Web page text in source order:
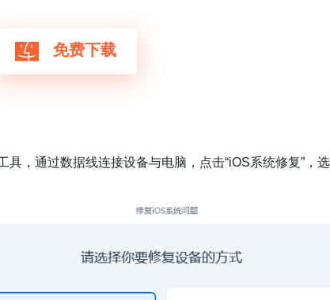
免费下载
，通过数据线连接设备与电脑，点击“iOS系统修复”，选